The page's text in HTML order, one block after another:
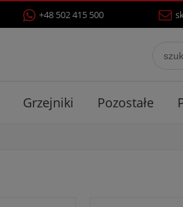
+48 502 415 500
Grzejniki Pozostałe